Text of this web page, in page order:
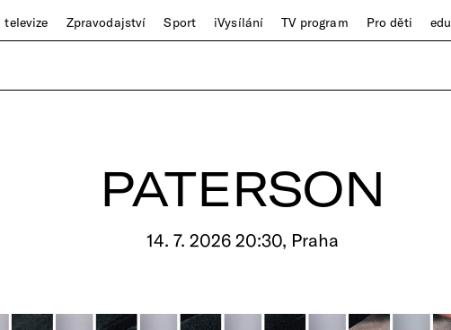
televize Zpravodajství Sport iVysílání TV program Pro děti edu
PATERSON
14. 7. 2026 20:30, Praha